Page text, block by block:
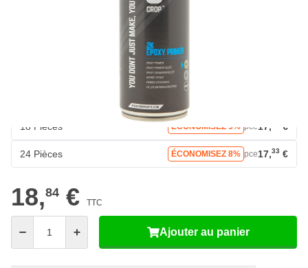
ÉCONOMISEZ 2%
18 Pièces ÉCONOMISEZ 5% pce17, €
24 Pièces ÉCONOMISEZ 8% pce17,33 €
18,84 € TTC
Ajouter au panier